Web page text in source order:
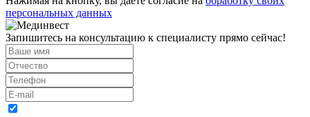
персональных данных
Запишитесь на консультацию к специалисту прямо сейчас!